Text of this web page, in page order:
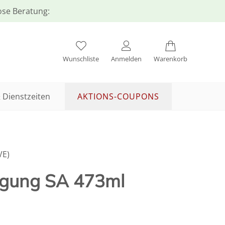
Beratung:
Wunschliste Anmelden Warenkorb
Dienstzeiten AKTIONS-COUPONS
SA 473ml